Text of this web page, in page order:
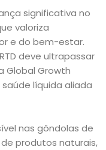
significativa no
valoriza
e do bem-estar.
deve ultrapassar
Global Growth
líquida aliada
nas gôndolas de
produtos naturais,